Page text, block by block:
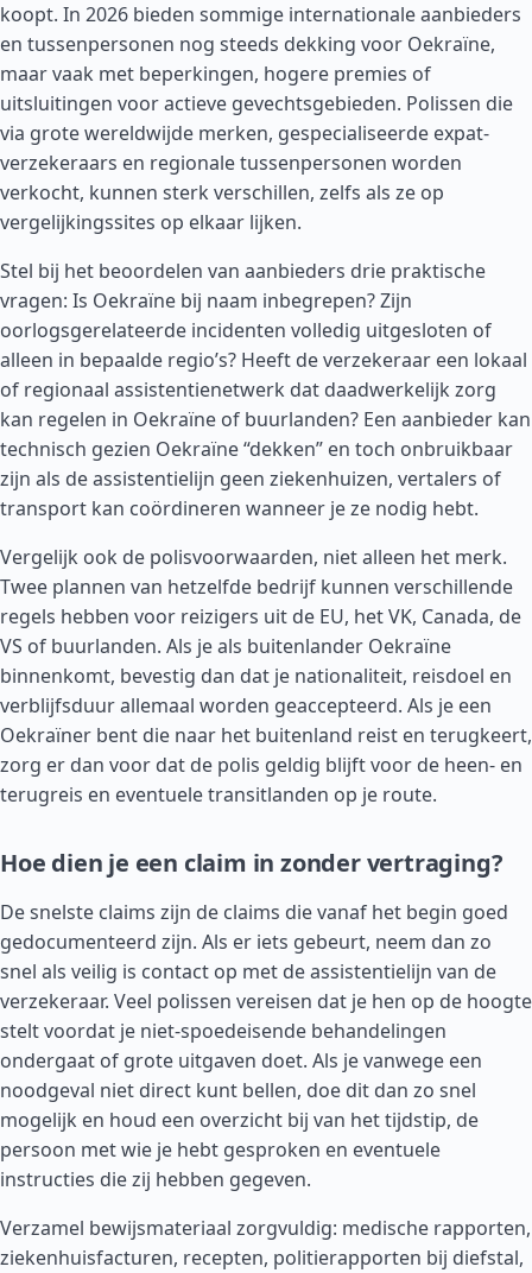
koopt. In 2026 bieden sommige internationale aanbieders
en tussenpersonen nog steeds dekking voor Oekraïne,
maar vaak met beperkingen, hogere premies of
uitsluitingen voor actieve gevechtsgebieden. Polissen die
via grote wereldwijde merken, gespecialiseerde expat-
verzekeraars en regionale tussenpersonen worden
verkocht, kunnen sterk verschillen, zelfs als ze op
vergelijkingssites op elkaar lijken.
Stel bij het beoordelen van aanbieders drie praktische
vragen: Is Oekraïne bij naam inbegrepen? Zijn
oorlogsgerelateerde incidenten volledig uitgesloten of
alleen in bepaalde regio’s? Heeft de verzekeraar een lokaal
of regionaal assistentienetwerk dat daadwerkelijk zorg
kan regelen in Oekraïne of buurlanden? Een aanbieder kan
technisch gezien Oekraïne “dekken” en toch onbruikbaar
zijn als de assistentielijn geen ziekenhuizen, vertalers of
transport kan coördineren wanneer je ze nodig hebt.
Vergelijk ook de polisvoorwaarden, niet alleen het merk.
Twee plannen van hetzelfde bedrijf kunnen verschillende
regels hebben voor reizigers uit de EU, het VK, Canada, de
VS of buurlanden. Als je als buitenlander Oekraïne
binnenkomt, bevestig dan dat je nationaliteit, reisdoel en
verblijfsduur allemaal worden geaccepteerd. Als je een
Oekraïner bent die naar het buitenland reist en terugkeert,
zorg er dan voor dat de polis geldig blijft voor de heen- en
terugreis en eventuele transitlanden op je route.
Hoe dien je een claim in zonder vertraging?
De snelste claims zijn de claims die vanaf het begin goed
gedocumenteerd zijn. Als er iets gebeurt, neem dan zo
snel als veilig is contact op met de assistentielijn van de
verzekeraar. Veel polissen vereisen dat je hen op de hoogte
stelt voordat je niet-spoedeisende behandelingen
ondergaat of grote uitgaven doet. Als je vanwege een
noodgeval niet direct kunt bellen, doe dit dan zo snel
mogelijk en houd een overzicht bij van het tijdstip, de
persoon met wie je hebt gesproken en eventuele
instructies die zij hebben gegeven.
Verzamel bewijsmateriaal zorgvuldig: medische rapporten,
ziekenhuisfacturen, recepten, politierapporten bij diefstal,